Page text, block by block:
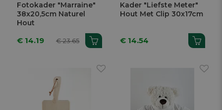
Fotokader "Marraine"
38x20,5cm Naturel
Hout
€ 14.19 € 23.65
Kader "Liefste Meter"
Hout Met Clip 30x17cm
€ 14.54